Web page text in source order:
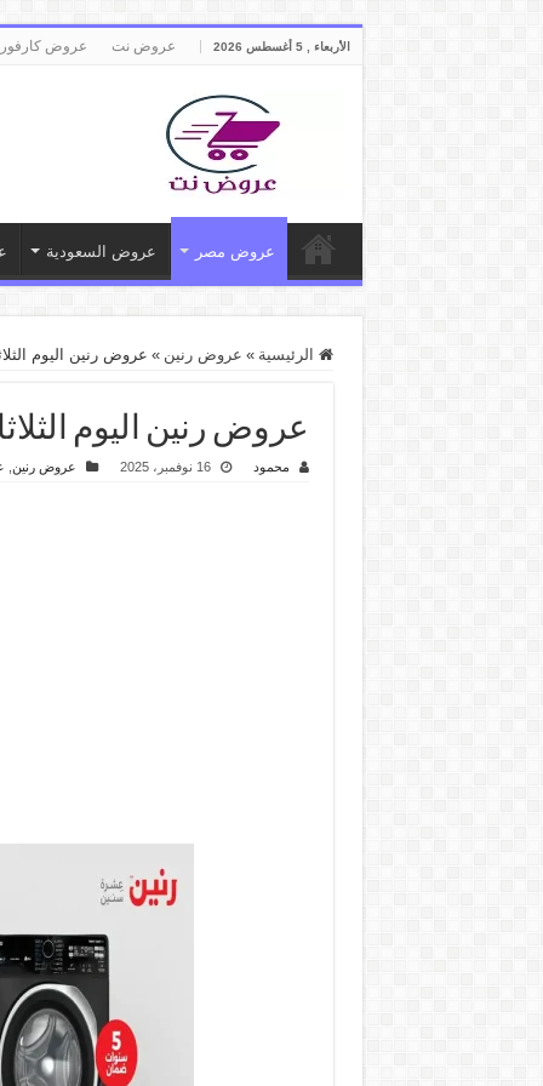
الأربعاء , 5 أغسطس 2026 عروض نت عروض
عروض مصر عروض السعودية
الرئيسية » عروض رنين » عروض رنين اليوم الثلاثاء والاربعاء 18 و 19
عروض رنين اليوم الثلاثاء والاربعاء 18 و 19
محمود 16 نوفمبر، 2025 عروض رنين